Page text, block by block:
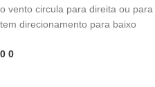
o vento circula para direita ou
tem direcionamento para baixo
0 0